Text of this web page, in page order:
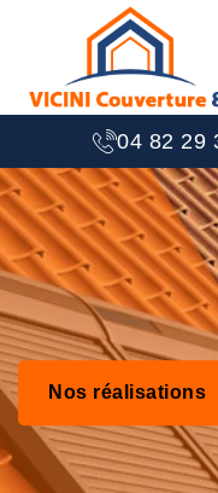
04 82 29
Nos réalisations